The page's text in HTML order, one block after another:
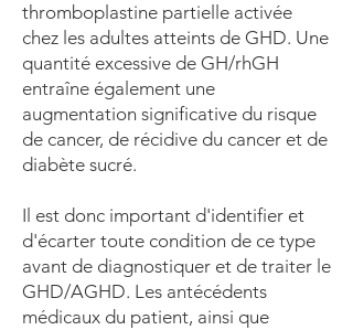
thromboplastine partielle activée
chez les adultes atteints de GHD. Une
quantité excessive de GH/rhGH
entraîne également une
augmentation significative du risque
de cancer, de récidive du cancer et de
diabète sucré.
Il est donc important d'identifier et
d'écarter toute condition de ce type
avant de diagnostiquer et de traiter le
GHD/AGHD. Les antécédents
médicaux du patient, ainsi que